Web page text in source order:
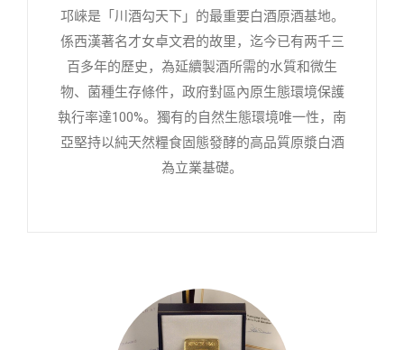
邛崍是「川酒勾天下」的最重要白酒原酒基地。
係西漢著名才女卓文君的故里，迄今已有两千三
百多年的歷史，為延續製酒所需的水質和微生
物、菌種生存條件，政府對區內原生態環境保護
執行率達100%。獨有的自然生態環境唯一性，南
亞堅持以純天然糧食固態發酵的高品質原漿白酒
為立業基礎。